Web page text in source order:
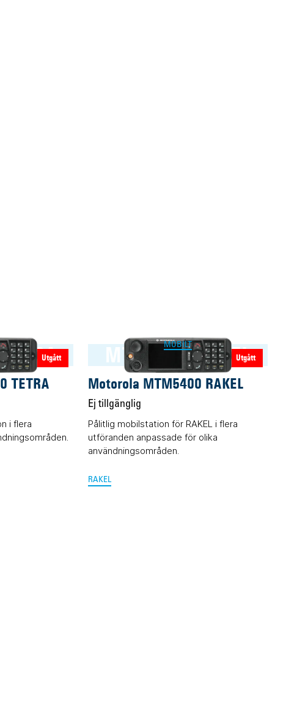
Utgått
TETRA
i flera
Utgått
MTM5400 RAKEL
MOBILT
Motorola MTM5400 RAKEL
Ej tillgänglig
Pålitlig mobilstation för RAKEL i flera
utföranden anpassade för olika
användningsområden.
RAKEL